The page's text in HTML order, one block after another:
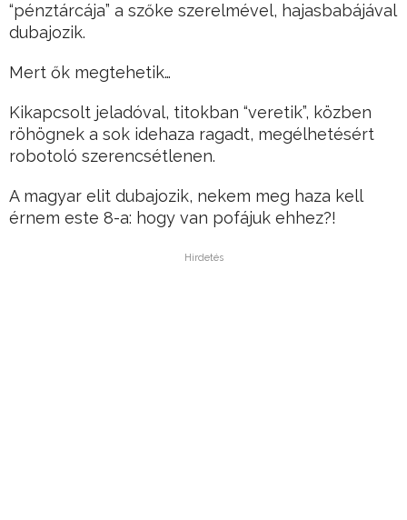
“pénztárcája” a szőke szerelmével, hajasbabájával
dubajozik.
Mert ők megtehetik…
Kikapcsolt jeladóval, titokban “veretik”, közben
röhögnek a sok idehaza ragadt, megélhetésért
robotoló szerencsétlenen.
A magyar elit dubajozik, nekem meg haza kell
érnem este 8-a: hogy van pofájuk ehhez?!
Hirdetés